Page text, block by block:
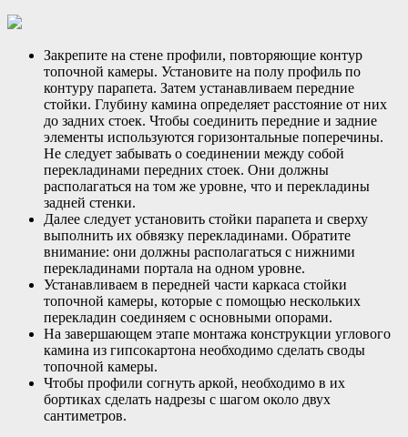
Закрепите на стене профили, повторяющие контур
топочной камеры. Установите на полу профиль по
контуру парапета. Затем устанавливаем передние
стойки. Глубину камина определяет расстояние от них
до задних стоек. Чтобы соединить передние и задние
элементы используются горизонтальные поперечины.
Не следует забывать о соединении между собой
перекладинами передних стоек. Они должны
располагаться на том же уровне, что и перекладины
задней стенки.
Далее следует установить стойки парапета и сверху
выполнить их обвязку перекладинами. Обратите
внимание: они должны располагаться с нижними
перекладинами портала на одном уровне.
Устанавливаем в передней части каркаса стойки
топочной камеры, которые с помощью нескольких
перекладин соединяем с основными опорами.
На завершающем этапе монтажа конструкции углового
камина из гипсокартона необходимо сделать своды
топочной камеры.
Чтобы профили согнуть аркой, необходимо в их
бортиках сделать надрезы с шагом около двух
сантиметров.